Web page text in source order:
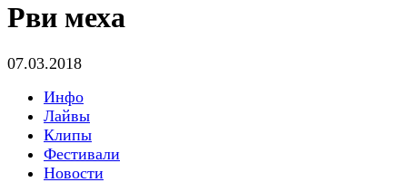
Рви меха
07.03.2018
Инфо
Лайвы
Клипы
Фестивали
Новости